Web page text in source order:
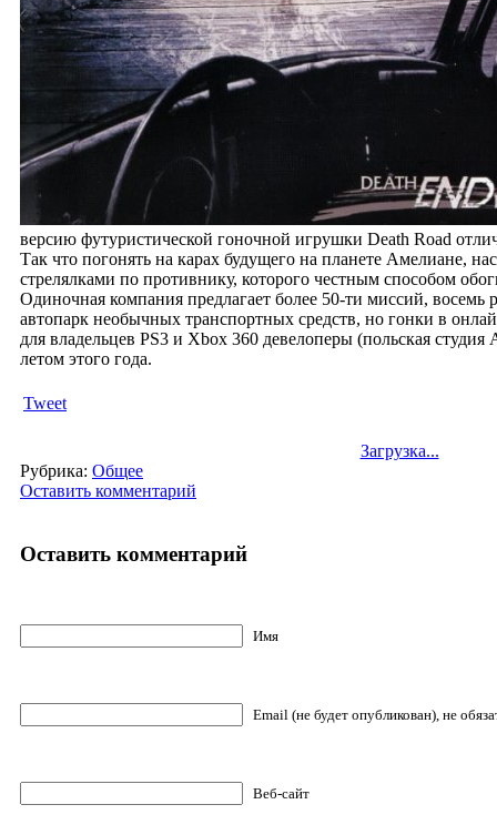
версию футуристической гоночной игрушки Death Road
Так что погонять на карах будущего на планете Амелиане,
стрелялками по противнику, которого честным способом
Одиночная компания предлагает более 50-ти миссий,
автопарк необычных транспортных средств, но гонки в
для владельцев PS3 и Xbox 360 девелоперы (польская
летом этого года.
Tweet
Загрузка...
Рубрика: Общее
Оставить комментарий
Оставить комментарий
Имя
Email (не будет опубликован), не
Веб-сайт